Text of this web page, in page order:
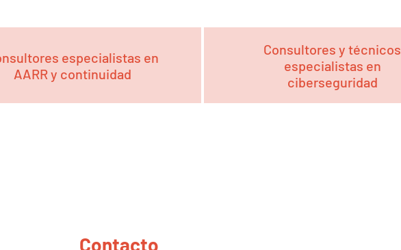
especialistas en
AARR y continuidad
Consultores y técnicos
especialistas en
ciberseguridad
Contacto